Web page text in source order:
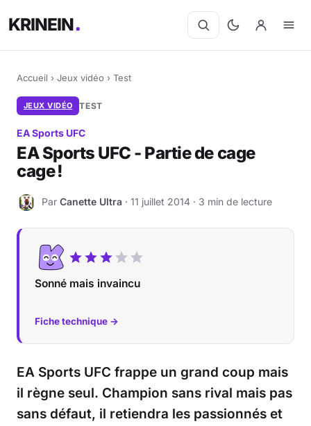
KRINEIN
Accueil › Jeux vidéo › Test
JEUX VIDÉO TEST
EA Sports UFC
EA Sports UFC - Partie de cage
cage !
C Par Canette Ultra · 11 juillet 2014 · 3 min de lecture
Sonné mais invaincu
Fiche technique →
EA Sports UFC frappe un grand coup mais
il règne seul. Champion sans rival mais pas
sans défaut, il retiendra les passionnés et